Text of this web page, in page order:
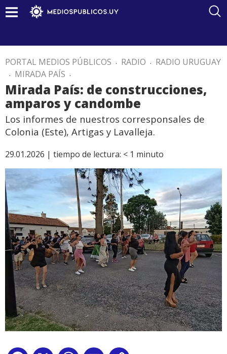
PORTAL MEDIOS PÚBLICOS . RADIO . RADIO URUGUAY
. MIRADA PAÍS .
Mirada País: de construcciones,
amparos y candombe
Los informes de nuestros corresponsales de
Colonia (Este), Artigas y Lavalleja.
29.01.2026 | tiempo de lectura: < 1 minuto